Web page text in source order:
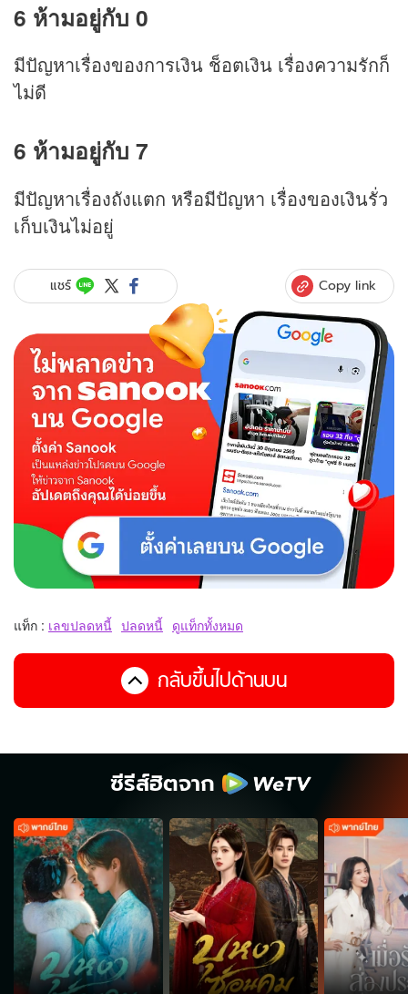
6 ห้ามอยู่กับ 0
มีปัญหาเรื่องของการเงิน ช็อตเงิน เรื่องความรักก็
ไม่ดี
6 ห้ามอยู่กับ 7
มีปัญหาเรื่องถังแตก หรือมีปัญหา เรื่องของเงินรั่ว
เก็บเงินไม่อยู่
แชร์ Copy link
แท็ก : เลขปลดหนี้ ปลดหนี้ ดูแท็กทั้งหมด
กลับขึ้นไปด้านบน
ซีรีส์ฮิตจาก